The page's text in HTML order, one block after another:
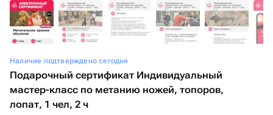
Наличие подтверждено сегодня
Подарочный сертификат Индивидуальный
мастер-класс по метанию ножей, топоров,
лопат, 1 чел, 2 ч